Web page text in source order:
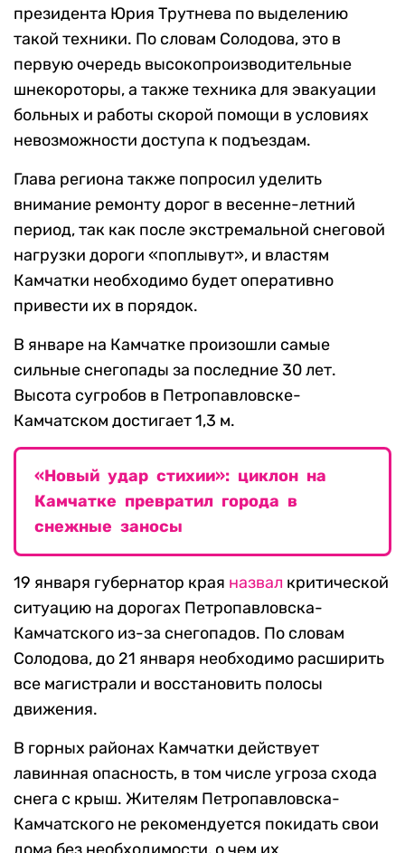
президента Юрия Трутнева по выделению
такой техники. По словам Солодова, это в
первую очередь высокопроизводительные
шнекороторы, а также техника для эвакуации
больных и работы скорой помощи в условиях
невозможности доступа к подъездам.
Глава региона также попросил уделить
внимание ремонту дорог в весенне-летний
период, так как после экстремальной снеговой
нагрузки дороги «поплывут», и властям
Камчатки необходимо будет оперативно
привести их в порядок.
В январе на Камчатке произошли самые
сильные снегопады за последние 30 лет.
Высота сугробов в Петропавловске-
Камчатском достигает 1,3 м.
«Новый удар стихии»: циклон на
Камчатке превратил города в
снежные заносы
19 января губернатор края назвал критической
ситуацию на дорогах Петропавловска-
Камчатского из-за снегопадов. По словам
Солодова, до 21 января необходимо расширить
все магистрали и восстановить полосы
движения.
В горных районах Камчатки действует
лавинная опасность, в том числе угроза схода
снега с крыш. Жителям Петропавловска-
Камчатского не рекомендуется покидать свои